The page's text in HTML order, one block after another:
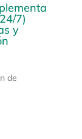
7)
y
de